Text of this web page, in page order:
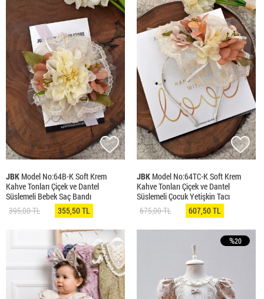
JBK Model No:64B-K Soft Krem
Kahve Tonları Çiçek ve Dantel
Süslemeli Bebek Saç Bandı
395,00 TL 355,50 TL
JBK Model No:64TC-K Soft Krem
Kahve Tonları Çiçek ve Dantel
Süslemeli Çocuk Yetişkin Tacı
675,00 TL 607,50 TL
%20